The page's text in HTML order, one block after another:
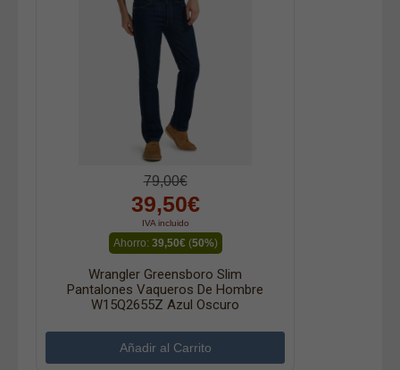
79,00€
39,50€
IVA incluido
Ahorro: 39,50€(50%)
Wrangler Greensboro Slim
Pantalones Vaqueros De Hombre
W15Q2655Z Azul Oscuro